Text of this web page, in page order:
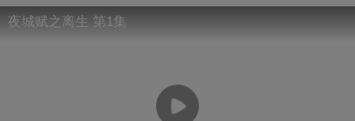
夜城赋之离生 第1集